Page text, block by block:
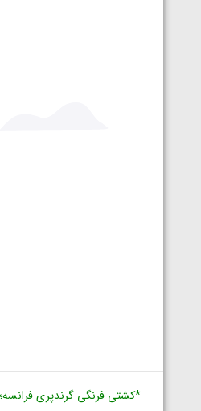
*کشتی فرنگی گرندپری فرانسه؛
ویدیو؛ باخت